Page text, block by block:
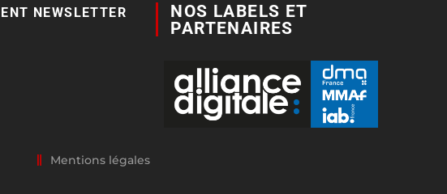
NEWSLETTER
NOS LABELS ET
PARTENAIRES
Mentions légales